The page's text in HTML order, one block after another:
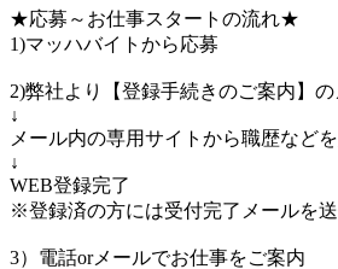
★応募～お仕事スタートの流れ★
1)マッハバイトから応募
2)弊社より【登録手続きのご案内】
↓
メール内の専用サイトから職歴など
↓
WEB登録完了
※登録済の方には受付完了メールを
3）電話orメールでお仕事をご案内